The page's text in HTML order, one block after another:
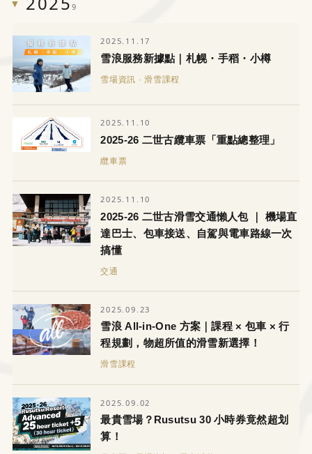
LINE WhatsApp
9
2025.11.17
雪浪服務新據點｜札幌・手稻・小樽
雪場資訊 · 滑雪課程
2025.11.10
2025-26 二世古纜車票「重點總整理」
纜車票
2025.11.10
2025-26 二世古滑雪交通懶人包 ｜ 機場直
達巴士、包車接送、自駕與電車路線一次
搞懂
交通
2025.09.23
雪浪 All-in-One 方案｜課程 × 包車 × 行
程規劃，物超所值的滑雪新選擇！
滑雪課程
2025.09.02
最貴雪場？Rusutsu 30 小時券竟然超划
算！